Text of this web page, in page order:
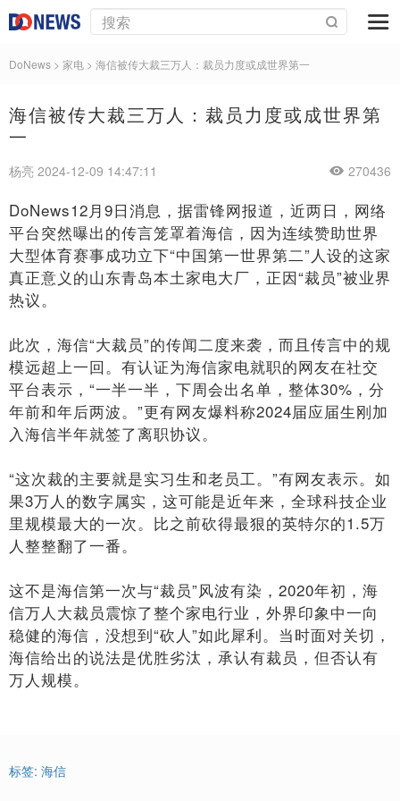
DoNews > 家电 > 海信被传大裁三万人：裁员力度或成世界第一
海信被传大裁三万人：裁员力度或成世界第
一
杨亮 2024-12-09 14:47:11 270436
DoNews12月9日消息，据雷锋网报道，近两日，网络
平台突然曝出的传言笼罩着海信，因为连续赞助世界
大型体育赛事成功立下“中国第一世界第二”人设的这家
真正意义的山东青岛本土家电大厂，正因“裁员”被业界
热议。
此次，海信“大裁员”的传闻二度来袭，而且传言中的规
模远超上一回。有认证为海信家电就职的网友在社交
平台表示，“一半一半，下周会出名单，整体30%，分
年前和年后两波。”更有网友爆料称2024届应届生刚加
入海信半年就签了离职协议。
“这次裁的主要就是实习生和老员工。”有网友表示。如
果3万人的数字属实，这可能是近年来，全球科技企业
里规模最大的一次。比之前砍得最狠的英特尔的1.5万
人整整翻了一番。
这不是海信第一次与“裁员”风波有染，2020年初，海
信万人大裁员震惊了整个家电行业，外界印象中一向
稳健的海信，没想到“砍人”如此犀利。当时面对关切，
海信给出的说法是优胜劣汰，承认有裁员，但否认有
万人规模。
标签: 海信